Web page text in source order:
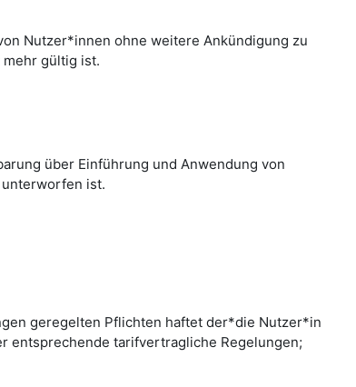
Nutzer*innen ohne weitere Ankündigung zu
gültig ist.
über Einführung und Anwendung von
unterworfen ist.
geregelten Pflichten haftet der*die Nutzer*in
entsprechende tarifvertragliche Regelungen;